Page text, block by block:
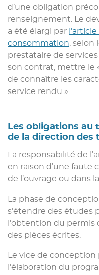
d’une obligation
renseignement. Le
a été élargi par
consommation, selon
prestataire de
son contrat, mettre le
de connaître les
service rendu ».
Les obligations au
de la direction des
La responsabilité de
en raison d’une faute
de l’ouvrage ou dans
La phase de
s’étendre des études
l’obtention du
des pièces écrites.
Le vice de
l’élaboration du